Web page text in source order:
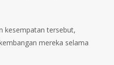
kesempatan tersebut,
mereka selama